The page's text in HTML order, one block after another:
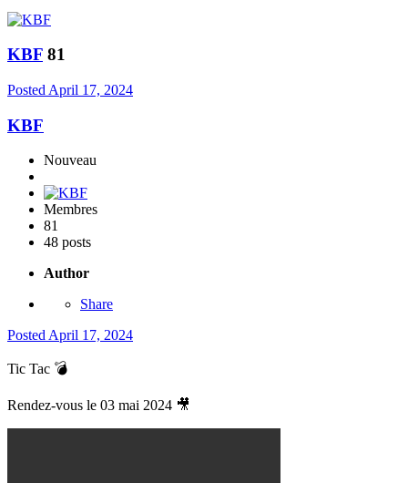
KBF 81
Posted April 17, 2024
KBF
Nouveau
Membres
81
48 posts
Author
Share
PostedApril 17, 2024
Tic Tac 💣
Rendez-vous le 03 mai 2024 🎥